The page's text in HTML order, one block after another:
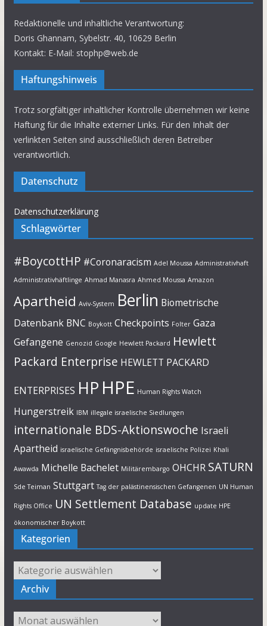
Redaktionelle und inhaltliche Verantwortung:
Doris Ghannam, Sybelstr. 40, 10629 Berlin
Kontakt: E-Mail: stophp@web.de
Haftungshinweis
Trotz sorgfältiger inhaltlicher Kontrolle übernehmen wir keine
Haftung für die Inhalte externer Links. Für den Inhalt der
verlinkten Seiten sind ausschließlich deren Betreiber
verantwortlich.
Datenschutz
Datenschutzerklärung
Schlagwörter
#BoycottHP #Coronaracism Adel Moussa Administrativhaft
Administrativhäftlinge Ahmad Manasra Ahmed Moussa Amazon
Apartheid Aviv-System Berlin Biometrische
Datenbank BNC Boykott Checkpoints Folter Gaza
Gefangene Genozid Google Hewlett Packard Hewlett
Packard Enterprise HEWLETT PACKARD
ENTERPRISES HP HPE Human Rights Watch
Hungerstreik IBM illegale israelische Siedlungen
internationale BDS-Aktionswoche Israeli
Apartheid israelische Gefängnisbehörde israelische Polizei Khali
Awawda Michelle Bachelet Militärembargo OHCHR SATURN
Sde Teiman Stuttgart Tag der palästinensischen Gefangenen UN Human
Rights Office UN Settlement Database update HPE
ökonomischer Boykott
Kategorien
Kategorien
Archiv
Archiv